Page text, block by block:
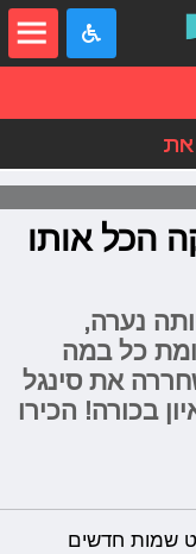
את
הכל אותו
נערה,
כל במה
את סינגל
בכורה! הכירו
שמות חדשים